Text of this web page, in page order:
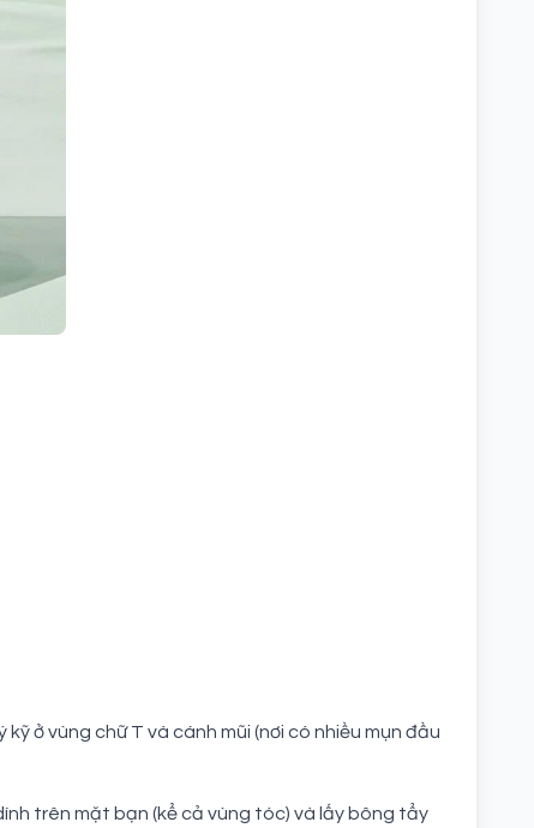
ở vùng chữ T và cánh mũi (nơi có nhiều mụn đầu
trên mặt bạn (kể cả vùng tóc) và lấy bông tẩy